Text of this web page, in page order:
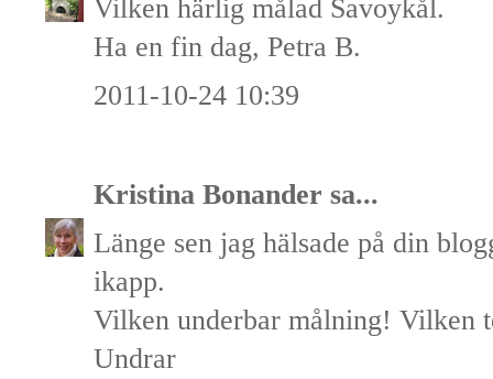
Vilken härlig målad Savoykål.
Ha en fin dag, Petra B.
2011-10-24 10:39
Kristina Bonander sa...
Länge sen jag hälsade på din
ikapp.
Vilken underbar målning! Vilken
Undrar